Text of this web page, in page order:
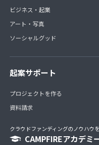
ビジネス・起業
アート・写真
ソーシャルグッド
起案サポート
プロジェクトを作る
資料請求
クラウドファンディングのノウハウ
CAMPFIREアカデミ